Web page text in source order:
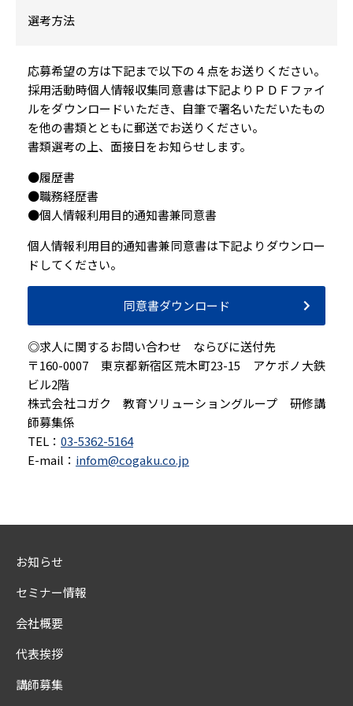
選考方法
応募希望の方は下記まで以下の４点をお送りください。
採用活動時個人情報収集同意書は下記よりＰＤＦファイ
ルをダウンロードいただき、自筆で署名いただいたもの
を他の書類とともに郵送でお送りください。
書類選考の上、面接日をお知らせします。
●履歴書
●職務経歴書
●個人情報利用目的通知書兼同意書
個人情報利用目的通知書兼同意書は下記よりダウンロー
ドしてください。
同意書ダウンロード
◎求人に関するお問い合わせ ならびに送付先
〒160-0007 東京都新宿区荒木町23-15 アケボノ大鉄
ビル2階
株式会社コガク 教育ソリューショングループ 研修講
師募集係
TEL： 03-5362-5164
E-mail： infom@cogaku.co.jp
お知らせ
セミナー情報
会社概要
代表挨拶
講師募集